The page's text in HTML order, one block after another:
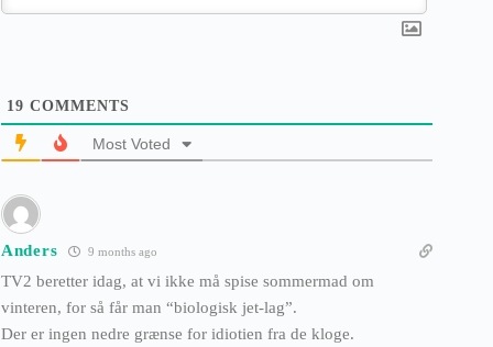
19 COMMENTS
Most Voted
Anders 9 months ago
TV2 beretter idag, at vi ikke må spise sommermad om
vinteren, for så får man “biologisk jet-lag”.
Der er ingen nedre grænse for idiotien fra de kloge.